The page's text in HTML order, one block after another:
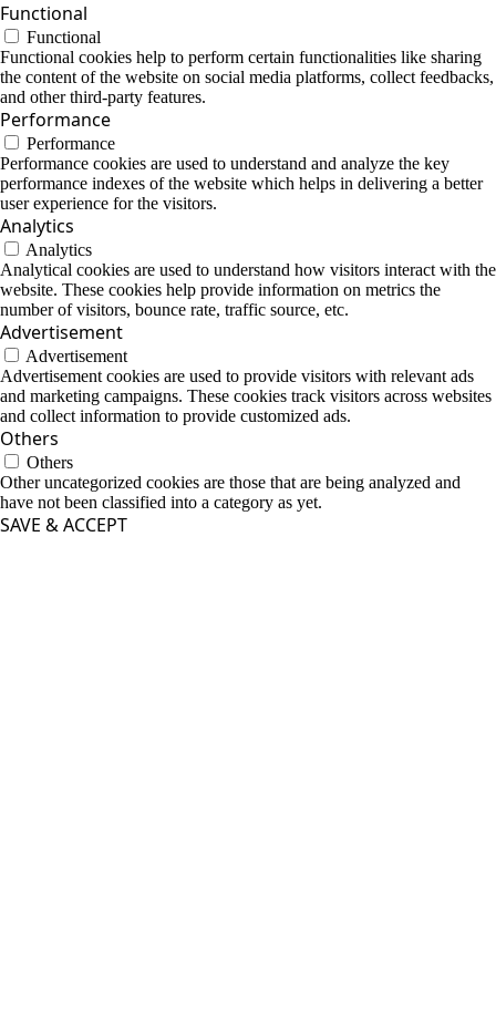
Functional
Functional
Functional cookies help to perform certain functionalities like sharing
the content of the website on social media platforms, collect feedbacks,
and other third-party features.
Performance
Performance
Performance cookies are used to understand and analyze the key
performance indexes of the website which helps in delivering a better
user experience for the visitors.
Analytics
Analytics
Analytical cookies are used to understand how visitors interact with the
website. These cookies help provide information on metrics the
number of visitors, bounce rate, traffic source, etc.
Advertisement
Advertisement
Advertisement cookies are used to provide visitors with relevant ads
and marketing campaigns. These cookies track visitors across websites
and collect information to provide customized ads.
Others
Others
Other uncategorized cookies are those that are being analyzed and
have not been classified into a category as yet.
SAVE & ACCEPT